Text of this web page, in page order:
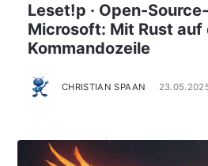
Leset!p · Open-
Microsoft: Mit Rust auf
Kommandozeile
CHRISTIAN SPAAN